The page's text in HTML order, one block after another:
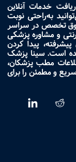
خدمات آنلاین
به‌راحتی نوبت
تخصص در سراسر
و مشاوره پزشکی
پیدا کردن
است. سینا پزشک
مطب پزشکان،
و مطمئن را برای